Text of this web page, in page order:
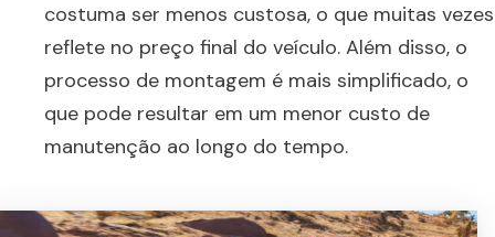
costuma ser menos custosa, o que muitas vezes
reflete no preço final do veículo. Além disso, o
processo de montagem é mais simplificado, o
que pode resultar em um menor custo de
manutenção ao longo do tempo.